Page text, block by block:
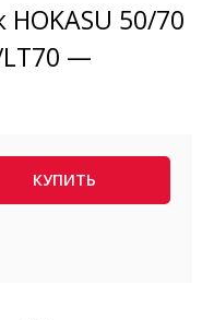
50/70
LT70 —
КУПИТЬ